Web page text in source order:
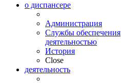
о диспансере
Администрация
Службы обеспечения
деятельностью
История
Close
деятельность